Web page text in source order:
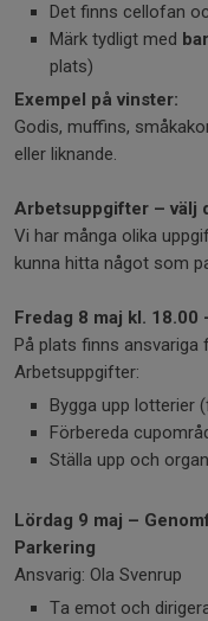
Det finns cellofan
Märk tydligt med
plats)
Exempel på vinster:
Godis, muffins,
eller liknande.
Arbetsuppgifter – välj
Vi har många olika
kunna hitta något som
Fredag 8 maj kl.
På plats finns ansvariga
Arbetsuppgifter:
Bygga upp lotterier
Förbereda
Ställa upp och
Lördag 9 maj –
Parkering
Ansvarig: Ola Svenrup
Ta emot och